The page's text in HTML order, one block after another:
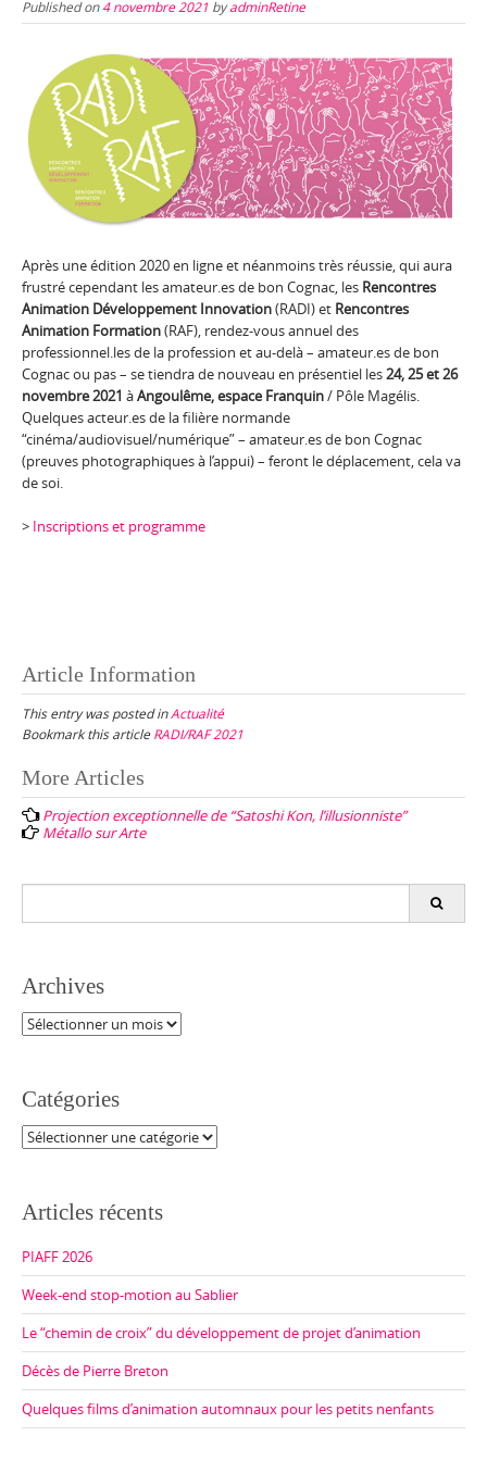
Published on4 novembre 2021 byadminRetine
Après une édition 2020 en ligne et néanmoins très réussie, qui aura
frustré cependant les amateur.es de bon Cognac, les Rencontres
Animation Développement Innovation(RADI) et Rencontres
Animation Formation(RAF), rendez-vous annuel des
professionnel.les de la profession et au-delà – amateur.es de bon
Cognac ou pas – se tiendra de nouveau en présentiel les24, 25 et 26
novembre 2021 àAngoulême, espace Franquin/ Pôle Magélis.
Quelques acteur.es de la filière normande
“cinéma/audiovisuel/numérique” – amateur.es de bon Cognac
(preuves photographiques à l’appui) – feront le déplacement, cela va
de soi.
> Inscriptions et programme
Article Information
This entry was posted inActualité
Bookmark this article RADI/RAF 2021
Post
navigation
More Articles
Projection exceptionnelle de “Satoshi Kon, l’illusionniste”
Métallo sur Arte
Archives
Archives
Catégories
Catégories
Articles récents
PIAFF 2026
Week-end stop-motion au Sablier
Le “chemin de croix” du développement de projet d’animation
Décès de Pierre Breton
Quelques films d’animation automnaux pour les petits nenfants